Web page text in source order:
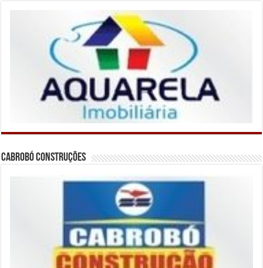
Cabrobó Construções